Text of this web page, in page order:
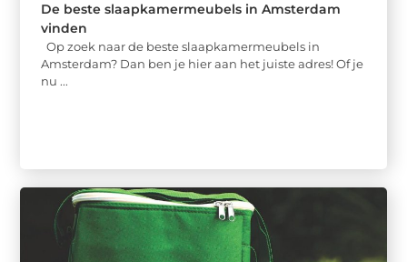
De beste slaapkamermeubels in Amsterdam
vinden
Op zoek naar de beste slaapkamermeubels in
Amsterdam? Dan ben je hier aan het juiste adres! Of je
nu ...